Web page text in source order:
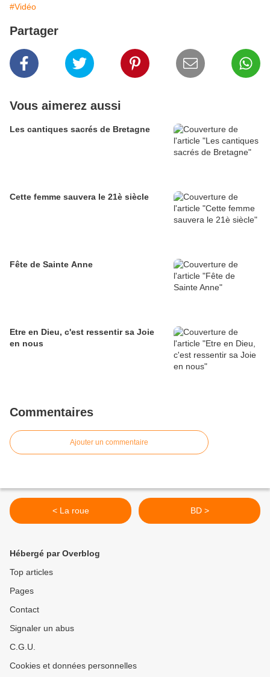
#Vidéo
Partager
Vous aimerez aussi
Les cantiques sacrés de Bretagne
Cette femme sauvera le 21è siècle
Fête de Sainte Anne
Etre en Dieu, c'est ressentir sa Joie
en nous
Commentaires
Ajouter un commentaire
< La roue BD >
Hébergé par Overblog
Top articles
Pages
Contact
Signaler un abus
C.G.U.
Cookies et données personnelles